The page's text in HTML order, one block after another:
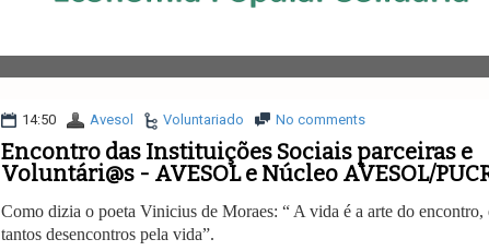
14:50 Avesol Voluntariado No comments
Encontro das Instituições Sociais parceiras e
Voluntári@s - AVESOL e Núcleo AVESOL/
Como dizia o poeta Vinicius de Moraes: “ A vida é a arte do encontro,
tantos desencontros pela vida”.